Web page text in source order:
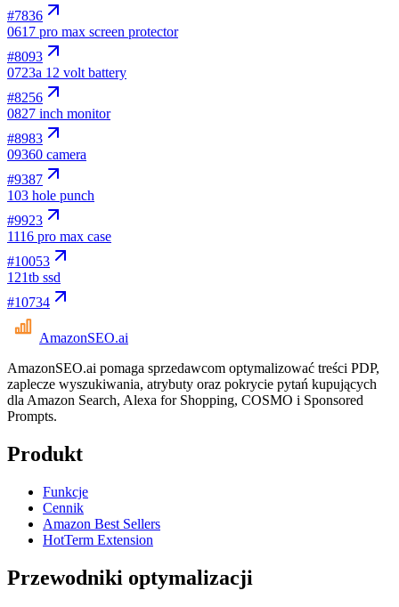
#7836
0617 pro max screen protector
#8093
0723a 12 volt battery
#8256
0827 inch monitor
#8983
09360 camera
#9387
103 hole punch
#9923
1116 pro max case
#10053
121tb ssd
#10734
AmazonSEO.ai
AmazonSEO.ai pomaga sprzedawcom optymalizować treści PDP,
zaplecze wyszukiwania, atrybuty oraz pokrycie pytań kupujących
dla Amazon Search, Alexa for Shopping, COSMO i Sponsored
Prompts.
Produkt
Funkcje
Cennik
Amazon Best Sellers
HotTerm Extension
Przewodniki optymalizacji